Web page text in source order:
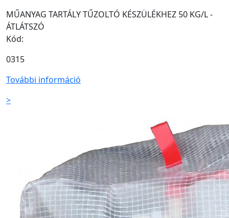
MŰANYAG TARTÁLY TŰZOLTÓ KÉSZÜLÉKHEZ 50 KG/L -
ÁTLÁTSZÓ
Kód:
0315
További információ
>